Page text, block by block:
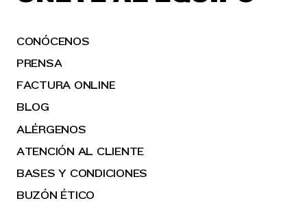
CONÓCENOS
PRENSA
FACTURA ONLINE
BLOG
ALÉRGENOS
ATENCIÓN AL CLIENTE
BASES Y CONDICIONES
BUZÓN ÉTICO